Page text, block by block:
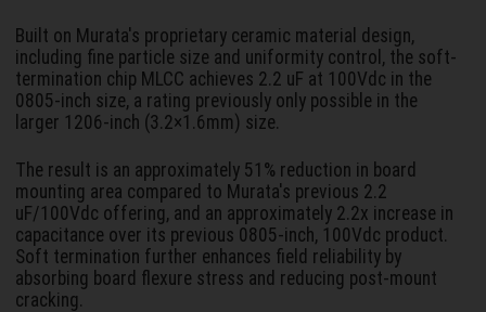
Built on Murata's proprietary ceramic material design,
including fine particle size and uniformity control, the soft-
termination chip MLCC achieves 2.2 uF at 100Vdc in the
0805-inch size, a rating previously only possible in the
larger 1206-inch (3.2×1.6mm) size.
The result is an approximately 51% reduction in board
mounting area compared to Murata's previous 2.2
uF/100Vdc offering, and an approximately 2.2x increase in
capacitance over its previous 0805-inch, 100Vdc product.
Soft termination further enhances field reliability by
absorbing board flexure stress and reducing post-mount
cracking.